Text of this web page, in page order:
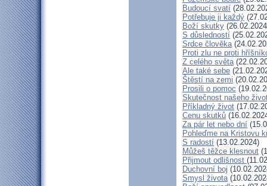
Budoucí svatí
Potřebuje ji každý
Boží skutky
S důsledností
Srdce člověka
Proti zlu ne proti
Z celého světa
Ale také sebe
Štěstí na zemi
Prosili o pomoc
Skutečnost našeho
Příkladný život
Cenu skutků
Za pár let nebo dní
Pohleďme na Kristovu
S radostí (13.02.2024)
Můžeš těžce klesnout
Přijmout odlišnost
Duchovní boj
Smysl života